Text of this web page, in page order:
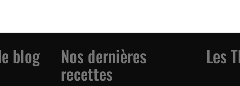
blog Nos dernières
recettes
Les